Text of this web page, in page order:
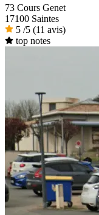
73 Cours Genet
17100 Saintes
5 /5 (11 avis)
top notes